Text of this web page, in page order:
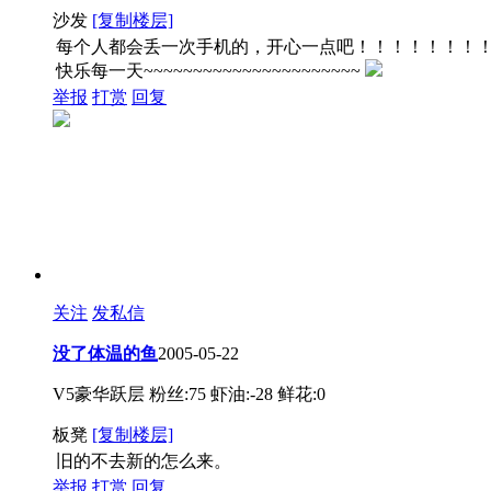
沙发 [复制楼层]
每个人都会丢一次手机的，开心一点吧！！！！！！！
快乐每一天~~~~~~~~~~~~~~~~~~~~~~
举报 打赏 回复
关注 发私信
没了体温的鱼2005-05-22
V5豪华跃层 粉丝:75 虾油:-28 鲜花:0
板凳 [复制楼层]
旧的不去新的怎么来。